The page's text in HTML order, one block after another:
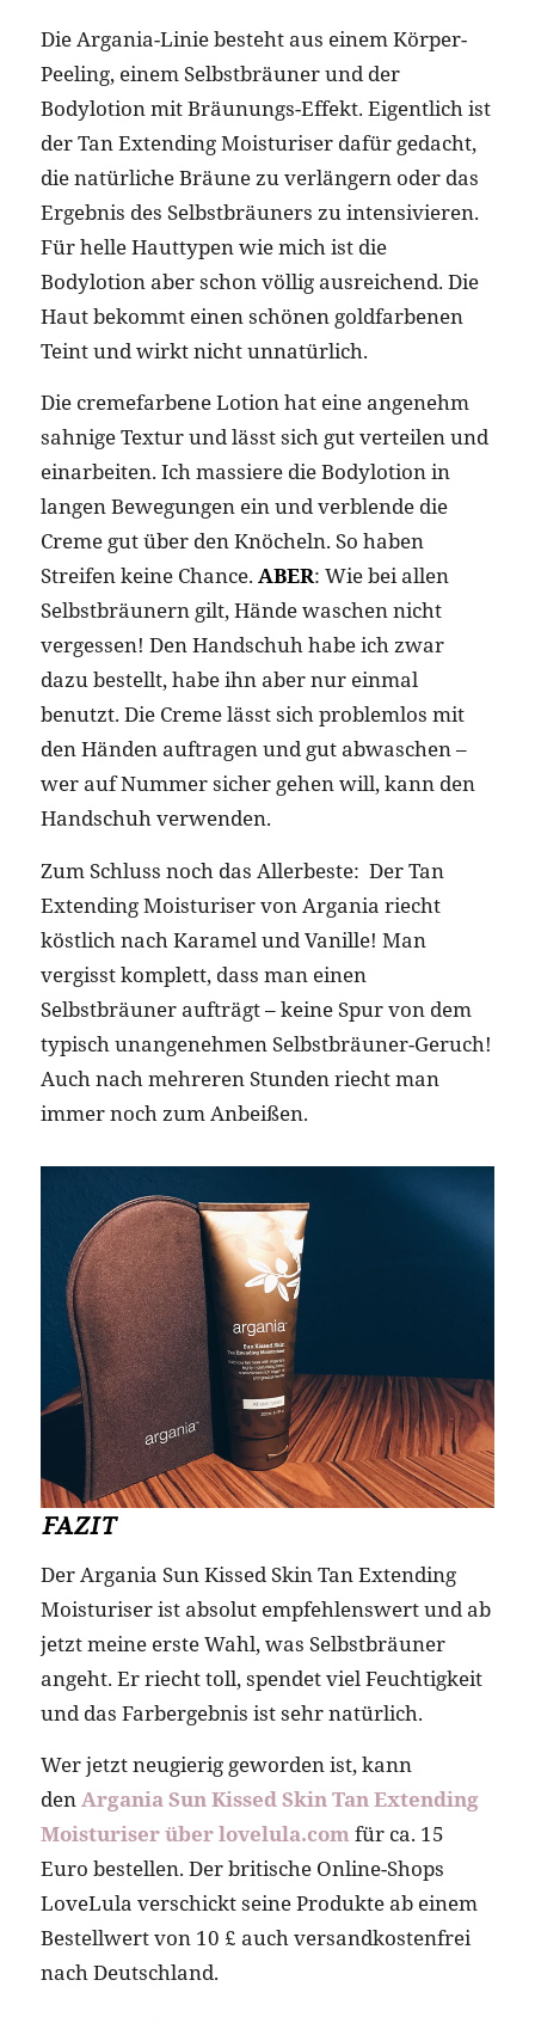
Die Argania-Linie besteht aus einem Körper-
Peeling, einem Selbstbräuner und der
Bodylotion mit Bräunungs-Effekt. Eigentlich ist
der Tan Extending Moisturiser dafür gedacht,
die natürliche Bräune zu verlängern oder das
Ergebnis des Selbstbräuners zu intensivieren.
Für helle Hauttypen wie mich ist die
Bodylotion aber schon völlig ausreichend. Die
Haut bekommt einen schönen goldfarbenen
Teint und wirkt nicht unnatürlich.
Die cremefarbene Lotion hat eine angenehm
sahnige Textur und lässt sich gut verteilen und
einarbeiten. Ich massiere die Bodylotion in
langen Bewegungen ein und verblende die
Creme gut über den Knöcheln. So haben
Streifen keine Chance. ABER: Wie bei allen
Selbstbräunern gilt, Hände waschen nicht
vergessen! Den Handschuh habe ich zwar
dazu bestellt, habe ihn aber nur einmal
benutzt. Die Creme lässt sich problemlos mit
den Händen auftragen und gut abwaschen –
wer auf Nummer sicher gehen will, kann den
Handschuh verwenden.
Zum Schluss noch das Allerbeste: Der Tan
Extending Moisturiser von Argania riecht
köstlich nach Karamel und Vanille! Man
vergisst komplett, dass man einen
Selbstbräuner aufträgt – keine Spur von dem
typisch unangenehmen Selbstbräuner-Geruch!
Auch nach mehreren Stunden riecht man
immer noch zum Anbeißen.
FAZIT
Der Argania Sun Kissed Skin Tan Extending
Moisturiser ist absolut empfehlenswert und ab
jetzt meine erste Wahl, was Selbstbräuner
angeht. Er riecht toll, spendet viel Feuchtigkeit
und das Farbergebnis ist sehr natürlich.
Wer jetzt neugierig geworden ist, kann
denArgania Sun Kissed Skin Tan Extending
Moisturiser über lovelula.comfür ca. 15
Euro bestellen. Der britische Online-Shops
LoveLula verschickt seine Produkte ab einem
Bestellwert von 10 £ auch versandkostenfrei
nach Deutschland.